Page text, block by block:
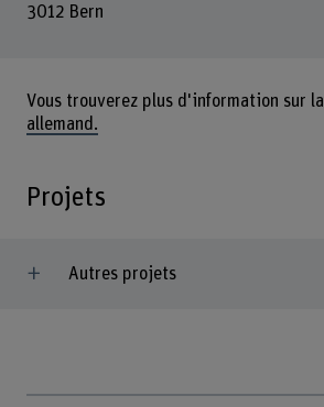
3012 Bern
Vous trouverez plus d'information sur la
allemand.
Projets
Autres projets